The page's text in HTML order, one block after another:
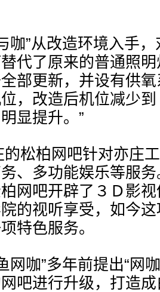
咖”从改造环境入手
代了原来的普通照
部更新，并设有供
，改造后机位减少
显提升。”
的松柏网吧针对亦庄
、多功能娱乐等服
网吧开辟了３Ｄ影
的视听享受，如今
特色服务。
网咖”多年前提出“网
吧进行升级，打造